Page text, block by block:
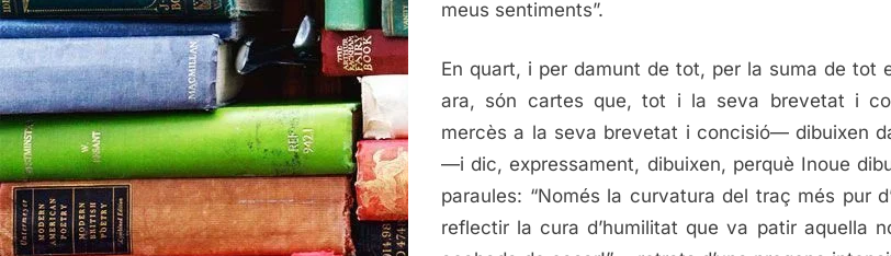
meus sentiments”.
En quart, i per damunt de tot, per la suma de tot
ara, són cartes que, tot i la seva brevetat i
mercès a la seva brevetat i concisió— dibuixen
—i dic, expressament, dibuixen, perquè Inoue
paraules: “Només la curvatura del traç més pur
reflectir la cura d’humilitat que va patir aquella